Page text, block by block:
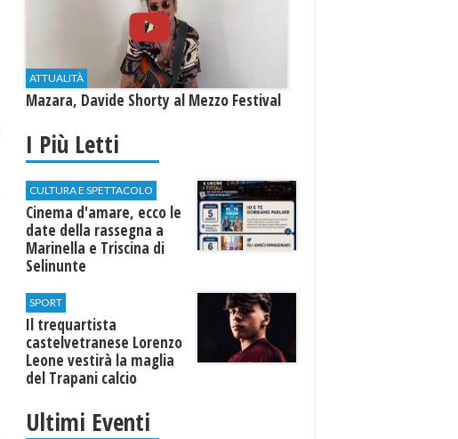
ATTUALITÀ
Mazara, Davide Shorty al Mezzo Festival
I Più Letti
CULTURA E SPETTACOLO
Cinema d'amare, ecco le
date della rassegna a
Marinella e Triscina di
Selinunte
SPORT
Il trequartista
castelvetranese Lorenzo
Leone vestirà la maglia
del Trapani calcio
Ultimi Eventi